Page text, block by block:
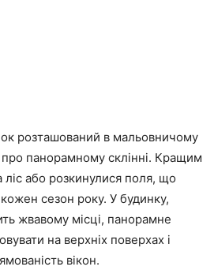
розташований в мальовничому
про панорамному склінні. Кращим
ліс або розкинулися поля, що
сезон року. У будинку,
жвавому місці, панорамне
на верхніх поверхах і
вікон.